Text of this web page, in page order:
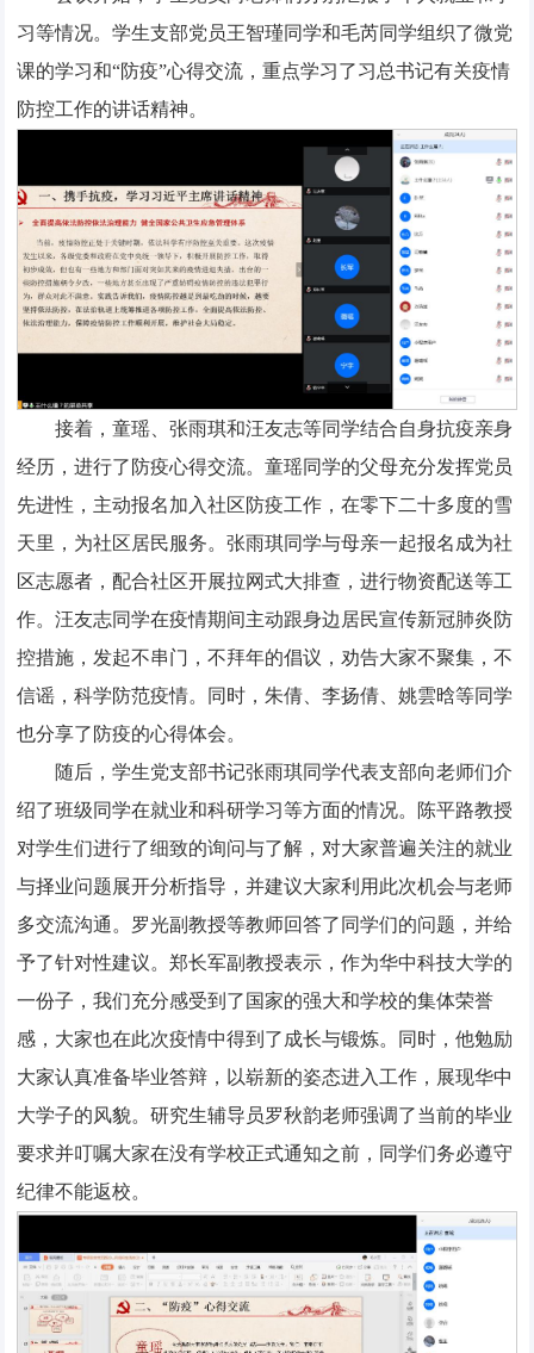
习等情况。学生支部党员王智瑾同学和毛芮同学组织了微党
课的学习和“防疫”心得交流，重点学习了习总书记有关疫情
防控工作的讲话精神。
接着，童瑶、张雨琪和汪友志等同学结合自身抗疫亲身
经历，进行了防疫心得交流。童瑶同学的父母充分发挥党员
先进性，主动报名加入社区防疫工作，在零下二十多度的雪
天里，为社区居民服务。张雨琪同学与母亲一起报名成为社
区志愿者，配合社区开展拉网式大排查，进行物资配送等工
作。汪友志同学在疫情期间主动跟身边居民宣传新冠肺炎防
控措施，发起不串门，不拜年的倡议，劝告大家不聚集，不
信谣，科学防范疫情。同时，朱倩、李扬倩、姚雲晗等同学
也分享了防疫的心得体会。
随后，学生党支部书记张雨琪同学代表支部向老师们介
绍了班级同学在就业和科研学习等方面的情况。陈平路教授
对学生们进行了细致的询问与了解，对大家普遍关注的就业
与择业问题展开分析指导，并建议大家利用此次机会与老师
多交流沟通。罗光副教授等教师回答了同学们的问题，并给
予了针对性建议。郑长军副教授表示，作为华中科技大学的
一份子，我们充分感受到了国家的强大和学校的集体荣誉
感，大家也在此次疫情中得到了成长与锻炼。同时，他勉励
大家认真准备毕业答辩，以崭新的姿态进入工作，展现华中
大学子的风貌。研究生辅导员罗秋韵老师强调了当前的毕业
要求并叮嘱大家在没有学校正式通知之前，同学们务必遵守
纪律不能返校。